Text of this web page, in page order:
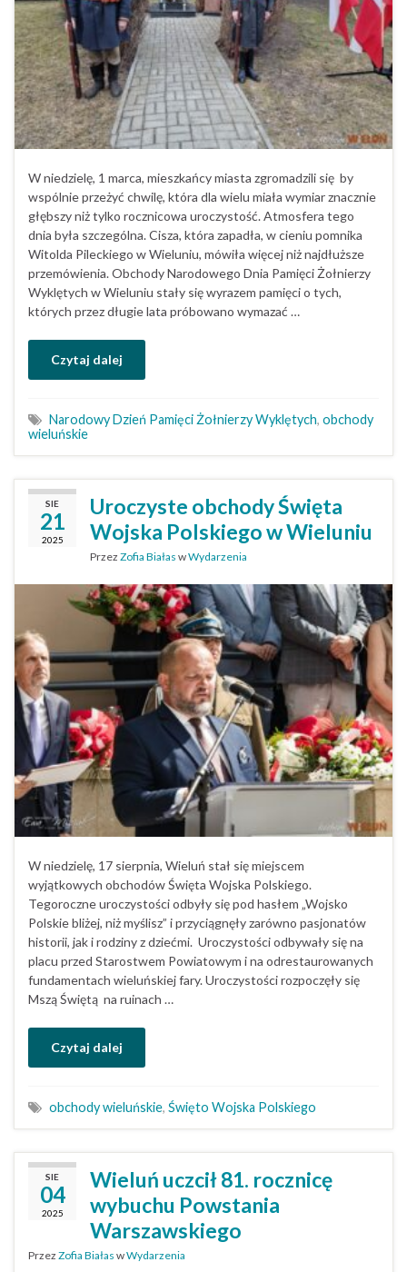
W niedzielę, 1 marca, mieszkańcy miasta zgromadzili się by
wspólnie przeżyć chwilę, która dla wielu miała wymiar znacznie
głębszy niż tylko rocznicowa uroczystość. Atmosfera tego
dnia była szczególna. Cisza, która zapadła, w cieniu pomnika
Witolda Pileckiego w Wieluniu, mówiła więcej niż najdłuższe
przemówienia. Obchody Narodowego Dnia Pamięci Żołnierzy
Wyklętych w Wieluniu stały się wyrazem pamięci o tych,
których przez długie lata próbowano wymazać …
Czytaj dalej
Narodowy Dzień Pamięci Żołnierzy Wyklętych, obchody
wieluńskie
SIE
21
2025
Uroczyste obchody Święta
Wojska Polskiego w Wieluniu
Przez Zofia Białas wWydarzenia
W niedzielę, 17 sierpnia, Wieluń stał się miejscem
wyjątkowych obchodów Święta Wojska Polskiego.
Tegoroczne uroczystości odbyły się pod hasłem „Wojsko
Polskie bliżej, niż myślisz” i przyciągnęły zarówno pasjonatów
historii, jak i rodziny z dziećmi. Uroczystości odbywały się na
placu przed Starostwem Powiatowym i na odrestaurowanych
fundamentach wieluńskiej fary. Uroczystości rozpoczęły się
Mszą Świętą na ruinach …
Czytaj dalej
obchody wieluńskie, Święto Wojska Polskiego
SIE
04
2025
Wieluń uczcił 81. rocznicę
wybuchu Powstania
Warszawskiego
Przez Zofia Białas wWydarzenia